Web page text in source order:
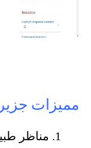
مميزات
مناظر